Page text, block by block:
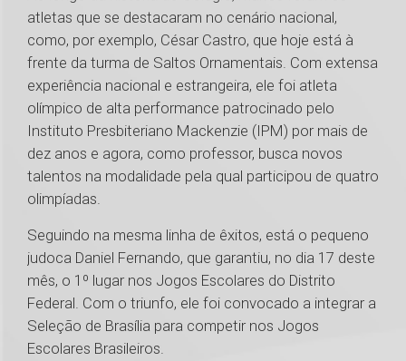
atletas que se destacaram no cenário nacional,
como, por exemplo, César Castro, que hoje está à
frente da turma de Saltos Ornamentais. Com extensa
experiência nacional e estrangeira, ele foi atleta
olímpico de alta performance patrocinado pelo
Instituto Presbiteriano Mackenzie (IPM) por mais de
dez anos e agora, como professor, busca novos
talentos na modalidade pela qual participou de quatro
olimpíadas.
Seguindo na mesma linha de êxitos, está o pequeno
judoca Daniel Fernando, que garantiu, no dia 17 deste
mês, o 1º lugar nos Jogos Escolares do Distrito
Federal. Com o triunfo, ele foi convocado a integrar a
Seleção de Brasília para competir nos Jogos
Escolares Brasileiros.